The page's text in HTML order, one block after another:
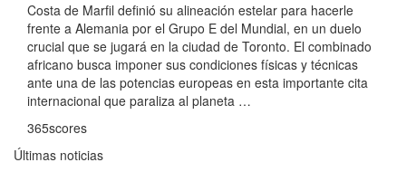
Costa de Marfil definió su alineación estelar para hacerle
frente a Alemania por el Grupo E del Mundial, en un duelo
crucial que se jugará en la ciudad de Toronto. El combinado
africano busca imponer sus condiciones físicas y técnicas
ante una de las potencias europeas en esta importante cita
internacional que paraliza al planeta …
365scores
Últimas noticias